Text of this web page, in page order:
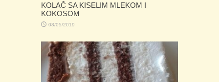
KOLAČ SA KISELIM MLEKOM I
KOKOSOM
08/05/2019